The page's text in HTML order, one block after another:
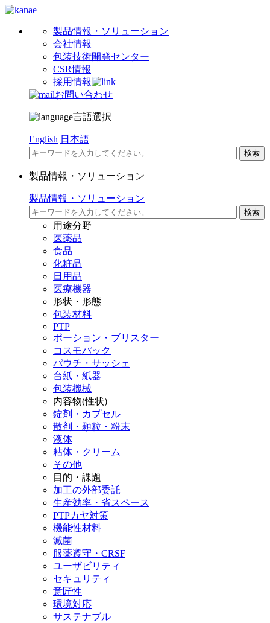
製品情報・ソリューション
会社情報
包装技術開発センター
CSR情報
採用情報
お問い合わせ
言語選択
English 日本語
製品情報・ソリューション
製品情報・ソリューション
用途分野
医薬品
食品
化粧品
日用品
医療機器
形状・形態
包装材料
PTP
ポーション・ブリスター
コスモパック
パウチ・サッシェ
台紙・紙器
包装機械
内容物(性状)
錠剤・カプセル
散剤・顆粒・粉末
液体
粘体・クリーム
その他
目的・課題
加工の外部委託
生産効率・省スペース
PTPカヤ対策
機能性材料
滅菌
服薬遵守・CRSF
ユーザビリティ
セキュリティ
意匠性
環境対応
サステナブル